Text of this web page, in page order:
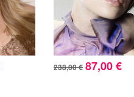
238,00 € 87,00 €